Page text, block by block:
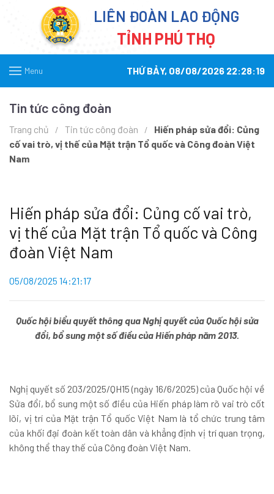
LIÊN ĐOÀN LAO ĐỘNG
TỈNH PHÚ THỌ
Menu THỨ BẢY, 08/08/2026 22:28:19
Tin tức công đoàn
Trang chủ Tin tức công đoàn
Hiến pháp sửa đổi: Củng
cố vai trò, vị thế của Mặt trận Tổ quốc và Công đoàn Việt
Nam
Hiến pháp sửa đổi: Củng cố vai trò,
vị thế của Mặt trận Tổ quốc và Công
đoàn Việt Nam
05/08/2025 14:21:17
Quốc hội biểu quyết thông qua Nghị quyết của Quốc hội sửa
đổi, bổ sung một số điều của Hiến pháp năm 2013.
Nghị quyết số 203/2025/QH15 (ngày 16/6/2025) của Quốc hội về
Sửa đổi, bổ sung một số điều của Hiến pháp làm rõ vai trò cốt
lõi, vị trí của Mặt trận Tổ quốc Việt Nam là tổ chức trung tâm
của khối đại đoàn kết toàn dân và khẳng định vị trí quan trọng,
không thể thay thế của Công đoàn Việt Nam.